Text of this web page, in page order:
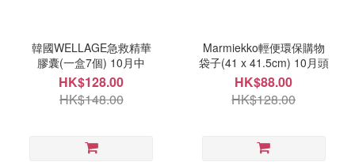
韓國WELLAGE急救精華
膠囊(一盒7個) 10月中
HK$128.00
HK$148.00
Marmiekko輕便環保購物
袋子(41 x 41.5cm) 10月頭
HK$88.00
HK$128.00